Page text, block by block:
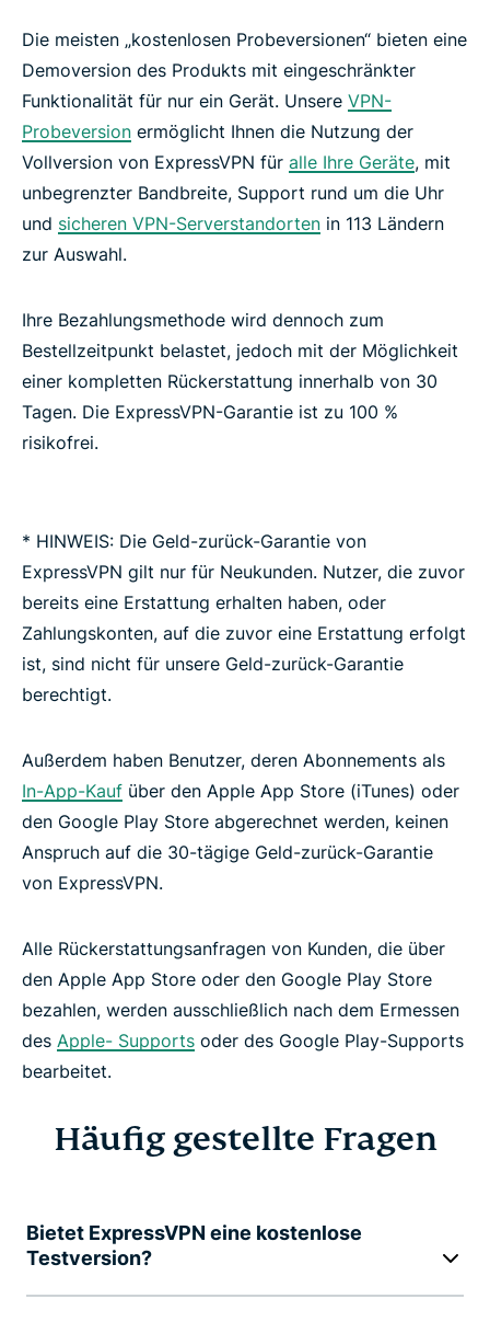
Die meisten „kostenlosen Probeversionen“ bieten eine
Demoversion des Produkts mit eingeschränkter
Funktionalität für nur ein Gerät. Unsere VPN-
Probeversion ermöglicht Ihnen die Nutzung der
Vollversion von ExpressVPN für alle Ihre Geräte, mit
unbegrenzter Bandbreite, Support rund um die Uhr
und sicheren VPN-Serverstandorten in 113 Ländern
zur Auswahl.
Ihre Bezahlungsmethode wird dennoch zum
Bestellzeitpunkt belastet, jedoch mit der Möglichkeit
einer kompletten Rückerstattung innerhalb von 30
Tagen. Die ExpressVPN-Garantie ist zu 100 %
risikofrei.
* HINWEIS: Die Geld-zurück-Garantie von
ExpressVPN gilt nur für Neukunden. Nutzer, die zuvor
bereits eine Erstattung erhalten haben, oder
Zahlungskonten, auf die zuvor eine Erstattung erfolgt
ist, sind nicht für unsere Geld-zurück-Garantie
berechtigt.
Außerdem haben Benutzer, deren Abonnements als
In-App-Kauf über den Apple App Store (iTunes) oder
den Google Play Store abgerechnet werden, keinen
Anspruch auf die 30-tägige Geld-zurück-Garantie
von ExpressVPN.
Alle Rückerstattungsanfragen von Kunden, die über
den Apple App Store oder den Google Play Store
bezahlen, werden ausschließlich nach dem Ermessen
des Apple- Supports oder des Google Play-Supports
bearbeitet.
Häufig gestellte Fragen
Bietet ExpressVPN eine kostenlose
Testversion?